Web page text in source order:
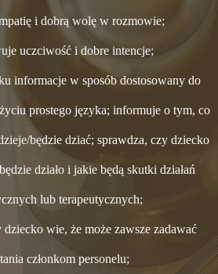
i dobrą wolę w rozmowie;
uczciwość i dobre intencje;
informacje w sposób dostosowany do
prostego języka; informuje o tym, co
będzie dziać; sprawdza, czy dziecko
działo i jakie będą skutki działań
lub terapeutycznych;
wie, że może zawsze zadawać
członkom personelu;